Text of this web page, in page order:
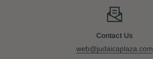
Contact Us
web@judaicaplaza.com